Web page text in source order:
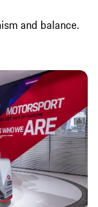
and balance.